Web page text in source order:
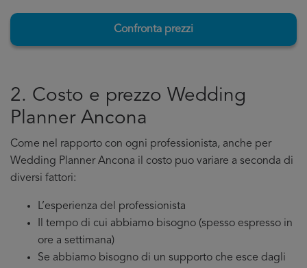
Confronta prezzi
2. Costo e prezzo Wedding
Planner Ancona
Come nel rapporto con ogni professionista, anche per
Wedding Planner Ancona il costo puo variare a seconda di
diversi fattori:
L’esperienza del professionista
Il tempo di cui abbiamo bisogno (spesso espresso in
ore a settimana)
Se abbiamo bisogno di un supporto che esce dagli